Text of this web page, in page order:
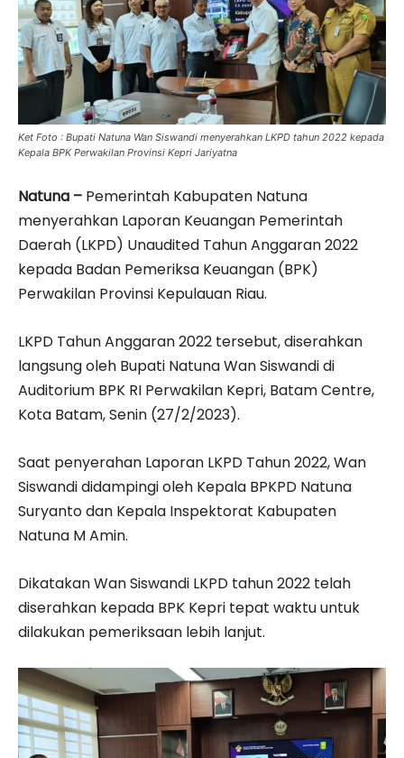
Ket Foto : Bupati Natuna Wan Siswandi menyerahkan LKPD tahun 2022 kepada
Kepala BPK Perwakilan Provinsi Kepri Jariyatna
Natuna – Pemerintah Kabupaten Natuna
menyerahkan Laporan Keuangan Pemerintah
Daerah (LKPD) Unaudited Tahun Anggaran 2022
kepada Badan Pemeriksa Keuangan (BPK)
Perwakilan Provinsi Kepulauan Riau.
LKPD Tahun Anggaran 2022 tersebut, diserahkan
langsung oleh Bupati Natuna Wan Siswandi di
Auditorium BPK RI Perwakilan Kepri, Batam Centre,
Kota Batam, Senin (27/2/2023).
Saat penyerahan Laporan LKPD Tahun 2022, Wan
Siswandi didampingi oleh Kepala BPKPD Natuna
Suryanto dan Kepala Inspektorat Kabupaten
Natuna M Amin.
Dikatakan Wan Siswandi LKPD tahun 2022 telah
diserahkan kepada BPK Kepri tepat waktu untuk
dilakukan pemeriksaan lebih lanjut.